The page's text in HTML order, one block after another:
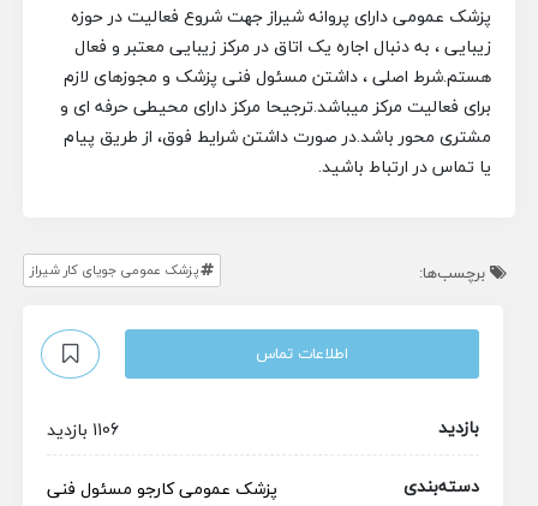
پزشک عمومی دارای پروانه شیراز جهت شروع فعالیت در حوزه
زیبایی ، به دنبال اجاره یک اتاق در مرکز زیبایی معتبر و فعال
هستم.شرط اصلی ، داشتن مسئول فنی پزشک و مجوزهای لازم
برای فعالیت مرکز میباشد.ترجیحا مرکز دارای محیطی حرفه ای و
مشتری محور باشد.در صورت داشتن شرایط فوق، از طریق پیام
یا تماس در ارتباط باشید.
برچسب‌ها: پزشک عمومی جویای کار شیراز
اطلاعات تماس
بازدید
1106 بازدید
دسته‌بندی
پزشک عمومیکارجو مسئول فنی